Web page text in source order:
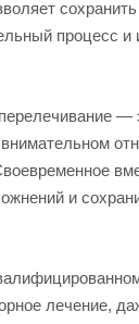
процесс и
—
и
лечение,